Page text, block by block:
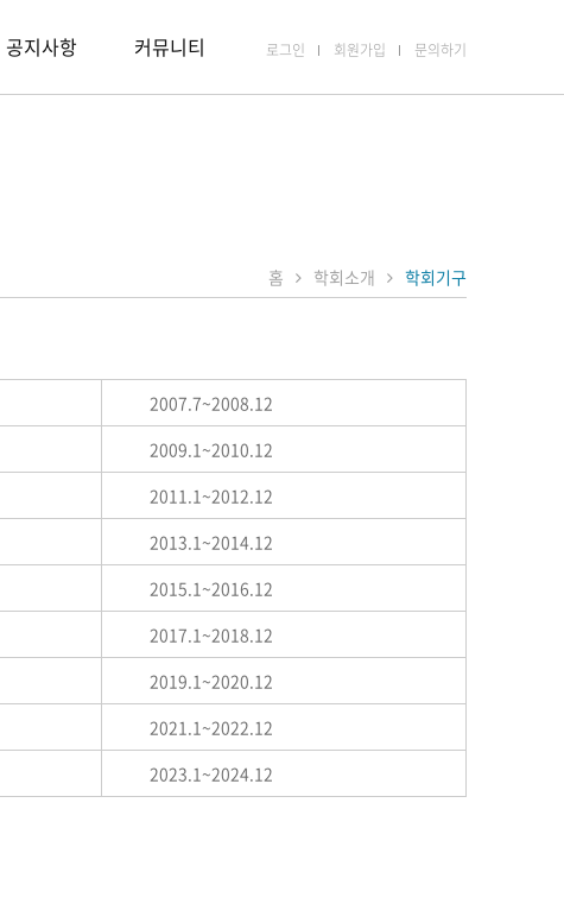
공지사항 커뮤니티 로그인 회원가입 문의하기
홈 학회소개 학회기구
2007.7~2008.12
2009.1~2010.12
2011.1~2012.12
2013.1~2014.12
2015.1~2016.12
2017.1~2018.12
2019.1~2020.12
2021.1~2022.12
2023.1~2024.12